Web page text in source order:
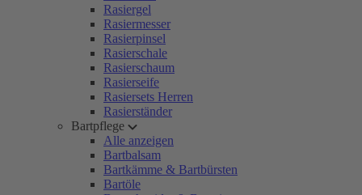
Rasiergel
Rasiermesser
Rasierpinsel
Rasierschale
Rasierschaum
Rasierseife
Rasiersets Herren
Rasierständer
Bartpflege
Alle anzeigen
Bartbalsam
Bartkämme & Bartbürsten
Bartöle